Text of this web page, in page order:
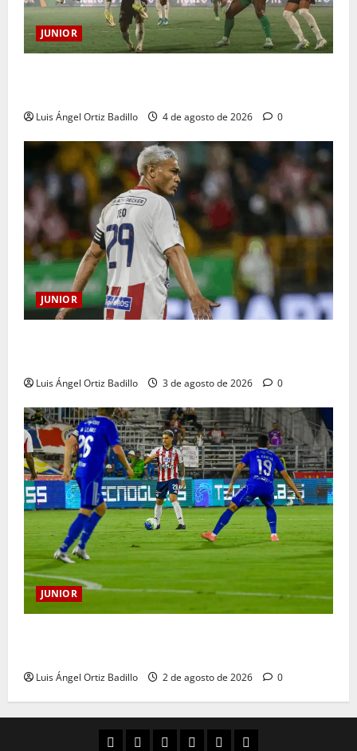
JUNIOR
Luis Ángel Ortiz Badillo 4 de agosto de 2026 0
JUNIOR
Luis Ángel Ortiz Badillo 3 de agosto de 2026 0
JUNIOR
Luis Ángel Ortiz Badillo 2 de agosto de 2026 0